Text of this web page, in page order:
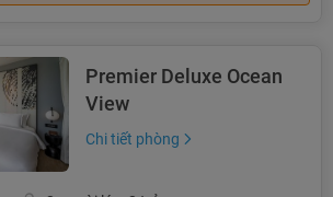
Premier Deluxe Ocean
View
Chi tiết phòng